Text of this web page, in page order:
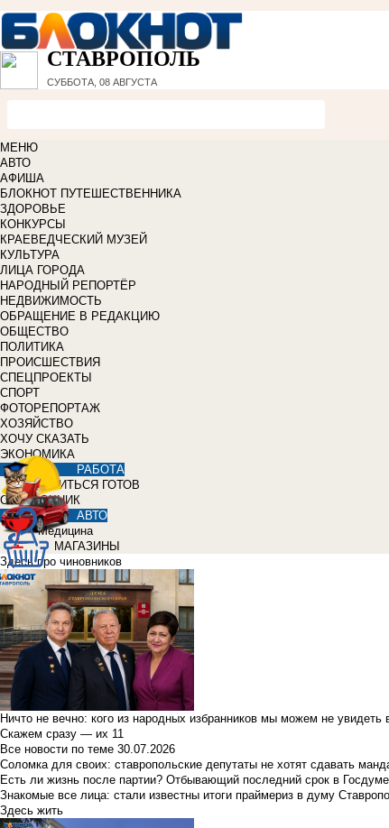
СТАВРОПОЛЬ
СУББОТА, 08 АВГУСТА
МЕНЮ
АВТО
АФИША
БЛОКНОТ ПУТЕШЕСТВЕННИКА
ЗДОРОВЬЕ
КОНКУРСЫ
КРАЕВЕДЧЕСКИЙ МУЗЕЙ
КУЛЬТУРА
ЛИЦА ГОРОДА
НАРОДНЫЙ РЕПОРТЁР
НЕДВИЖИМОСТЬ
ОБРАЩЕНИЕ В РЕДАКЦИЮ
ОБЩЕСТВО
ПОЛИТИКА
ПРОИСШЕСТВИЯ
СПЕЦПРОЕКТЫ
СПОРТ
ФОТОРЕПОРТАЖ
ХОЗЯЙСТВО
ХОЧУ СКАЗАТЬ
ЭКОНОМИКА
РАБОТА
УЧИТЬСЯ ГОТОВ
СПРАВОЧНИК
АВТО
Медицина
МАГАЗИНЫ
Здесь про чиновников
Ничто не вечно: кого из народных избранников мы можем не
Скажем сразу — их 11
Все новости по теме 30.07.2026
Соломка для своих: ставропольские депутаты не хотят сдавать
Есть ли жизнь после партии? Отбывающий последний срок в
Знакомые все лица: стали известны итоги праймериз в думу
Здесь жить